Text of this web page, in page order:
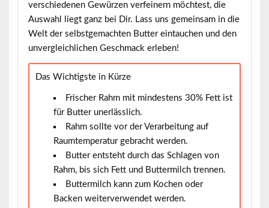
verschiedenen Gewürzen verfeinern möchtest, die
Auswahl liegt ganz bei Dir. Lass uns gemeinsam in die
Welt der selbstgemachten Butter eintauchen und den
unvergleichlichen Geschmack erleben!
Das Wichtigste in Kürze
Frischer Rahm mit mindestens 30% Fett ist
für Butter unerlässlich.
Rahm sollte vor der Verarbeitung auf
Raumtemperatur gebracht werden.
Butter entsteht durch das Schlagen von
Rahm, bis sich Fett und Buttermilch trennen.
Buttermilch kann zum Kochen oder
Backen weiterverwendet werden.